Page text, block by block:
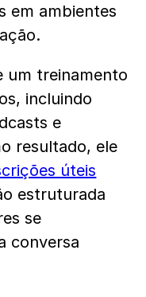
em ambientes
um treinamento
incluindo
e
resultado, ele
úteis
estruturada
se
conversa